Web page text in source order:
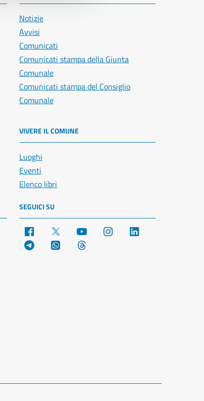
Notizie
Avvisi
Comunicati
Comunicati stampa della Giunta
Comunale
Comunicati stampa del Consiglio
Comunale
VIVERE IL COMUNE
Luoghi
Eventi
Elenco libri
SEGUICI SU
Facebook YouTube Instagram
Telegram WhatsApp